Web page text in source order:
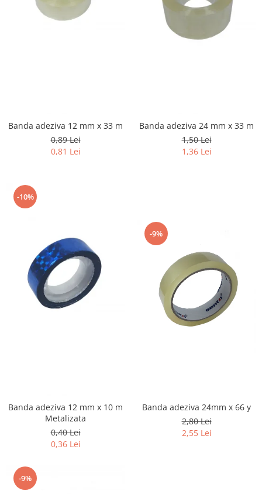
Banda adeziva 12 mm x 33 m
0,89 Lei
0,81 Lei
Banda adeziva 24 mm x 33 m
1,50 Lei
1,36 Lei
-10%
Banda adeziva 12 mm x 10 m
Metalizata
0,40 Lei
0,36 Lei
-9%
Banda adeziva 24mm x 66 y
2,80 Lei
2,55 Lei
-9%